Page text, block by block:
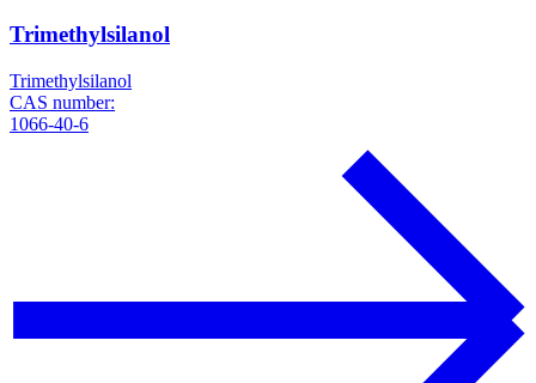
Trimethylsilanol
Trimethylsilanol
CAS number:
1066-40-6